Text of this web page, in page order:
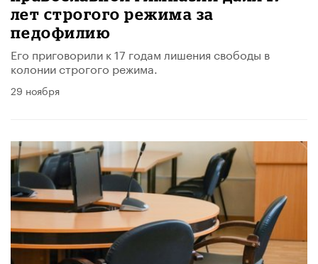
лет строгого режима за
педофилию
Его приговорили к 17 годам лишения свободы в
колонии строгого режима.
29 ноября